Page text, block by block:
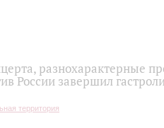
разнохарактерные
России завершил